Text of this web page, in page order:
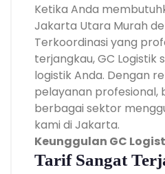
Ketika Anda
Jakarta Utara Murah
Terkoordinasi yang
terjangkau, GC Logistik
logistik Anda. Dengan
pelayanan profesional,
berbagai sektor
kami di Jakarta.
Keunggulan GC
Tarif Sangat